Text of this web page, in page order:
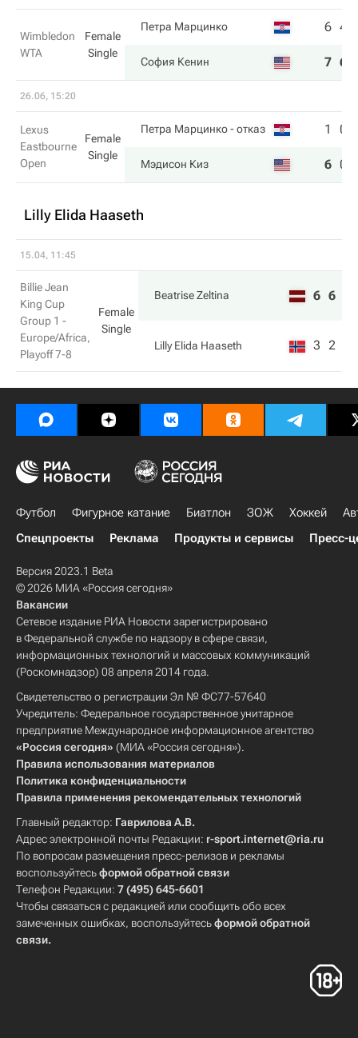
Wimbledon
WTA
Female
Single
Петра Марцинко 6 4
София Кенин 7 6
26.06, 15:20
Lexus
Eastbourne
Open
Female
Single
Петра Марцинко- отказ 1 0
Мэдисон Киз 6 0
Lilly Elida Haaseth
15.04, 11:45
Billie Jean
King Cup
Group 1 -
Europe/Africa,
Playoff 7-8
Female
Single
Beatrise Zeltina 6 6
Lilly Elida Haaseth 3 2
Футбол Фигурное катание Биатлон ЗОЖ Хоккей
Спецпроекты
Реклама Продукты и сервисы Пресс-
Версия 2023.1 Beta
© 2026 МИА «Россия сегодня»
Вакансии
Сетевое издание РИА Новости зарегистрировано
в Федеральной службе по надзору в сфере связи,
информационных технологий и массовых коммуникаций
(Роскомнадзор) 08 апреля 2014 года.
Свидетельство о регистрации Эл № ФС77-57640
Учредитель: Федеральное государственное унитарное
предприятие Международное информационное агентство
«Россия сегодня» (МИА «Россия сегодня»).
Правила использования материалов
Политика конфиденциальности
Правила применения рекомендательных технологий
Главный редактор: Гаврилова А.В.
Адрес электронной почты Редакции: r-sport.internet@ria.ru
По вопросам размещения пресс-релизов и рекламы
воспользуйтесьформой обратной связи
Телефон Редакции: 7 (495) 645-6601
Чтобы связаться с редакцией или сообщить обо всех
замеченных ошибках, воспользуйтесьформой обратной
связи.